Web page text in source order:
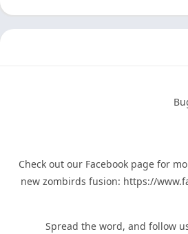
Check out our Facebook page for
new zombirds fusion: https://
Spread the word, and follow